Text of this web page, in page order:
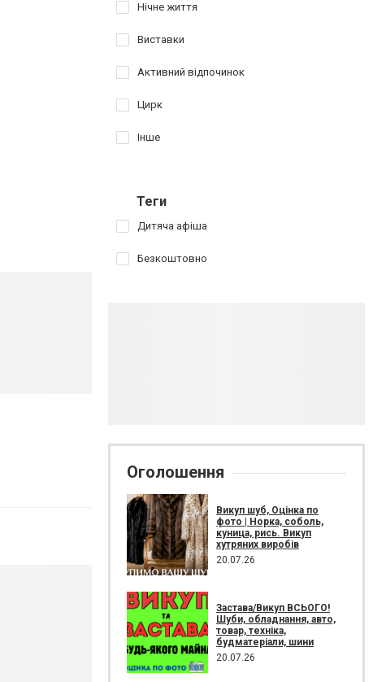
Нічне життя
Виставки
Активний відпочинок
Цирк
Інше
Теги
Дитяча афіша
Безкоштовно
Оголошення
Викуп шуб, Оцінка по
фото | Норка, соболь,
куница, рись. Викуп
хутряних виробів
20.07.26
Застава/Викуп ВСЬОГО!
Шуби, обладнання, авто,
товар, техніка,
будматеріали, шини
20.07.26